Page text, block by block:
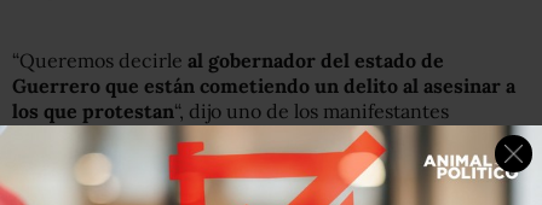
“Queremos decirle al gobernador del estado de
Guerrero que están cometiendo un delito al asesinar a
los que protestan“, dijo uno de los manifestantes
mientras el féretro del joven avanza entre música de
protesta.